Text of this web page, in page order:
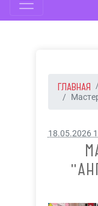
ГЛАВНАЯ
18.05.2026